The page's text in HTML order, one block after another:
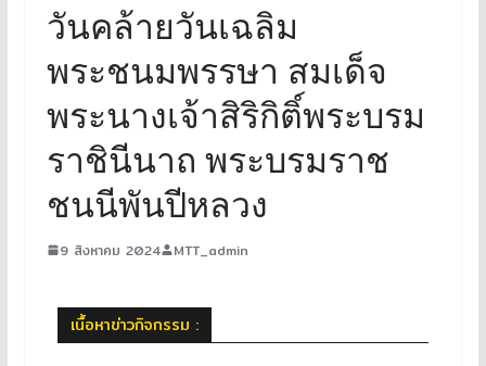
วันคล้ายวันเฉลิม
พระชนมพรรษา สมเด็จ
พระนางเจ้าสิริกิติ์พระบรม
ราชินีนาถ พระบรมราช
ชนนีพันปีหลวง
9 สิงหาคม 2024 MTT_admin
เนื้อหาข่าวกิจกรรม :